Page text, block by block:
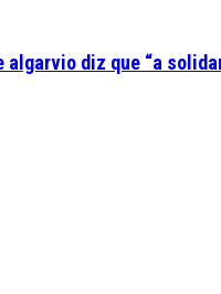
diz que “a